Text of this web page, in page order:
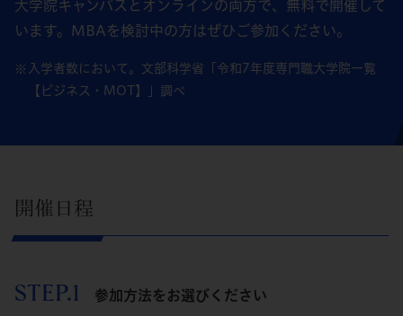
大学院キャンパスとオンラインの両方で、無料で開催して
います。MBAを検討中の方はぜひご参加ください。
入学者数において。文部科学省「令和7年度専門職大学院一覧
【ビジネス・MOT】」調べ
開催日程
STEP.1 参加方法をお選びください